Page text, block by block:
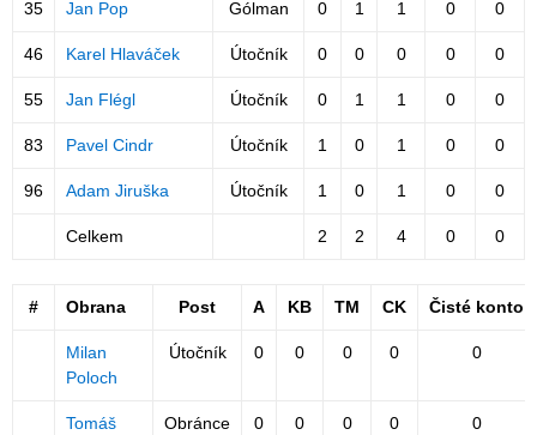
35 Jan Pop Gólman 0 1 1 0 0
46 Karel Hlaváček Útočník 0 0 0 0 0
55 Jan Flégl Útočník 0 1 1 0 0
83 Pavel Cindr Útočník 1 0 1 0 0
96 Adam Jiruška Útočník 1 0 1 0 0
Celkem 2 2 4 0 0
# Obrana Post A KB TM CK Čisté konto
Milan
Poloch
Útočník 0 0 0 0 0
Tomáš
Obránce 0 0 0 0 0